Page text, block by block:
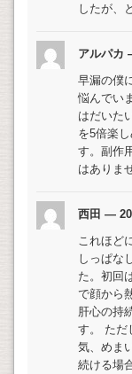
したが、
アルパカ
早漏の僕
悩んでい
はだいた
を5倍楽
す。副作
はありま
西田 —
これほど
しっぱな
た。初回
で顔から
肝心の持
す。 ただ
気、めま
続ける場